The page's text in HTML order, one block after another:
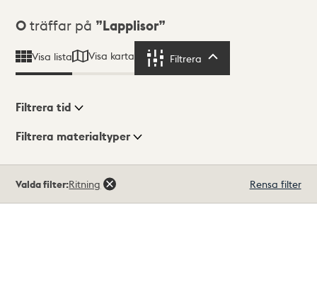
Sökresultat
0 träffar på Lapplisor
Visa lista Visa karta Filtrera
Visningsläge
Filtrera tid
Filtrera materialtyper
träffar
Valda filter:Ritning Rensa filter